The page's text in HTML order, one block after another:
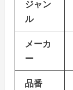
ジャン
ル
メーカ
ー
品番